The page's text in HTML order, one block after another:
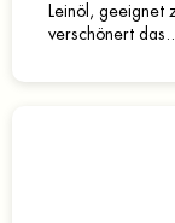
Leinöl, geeignet
verschönert das...